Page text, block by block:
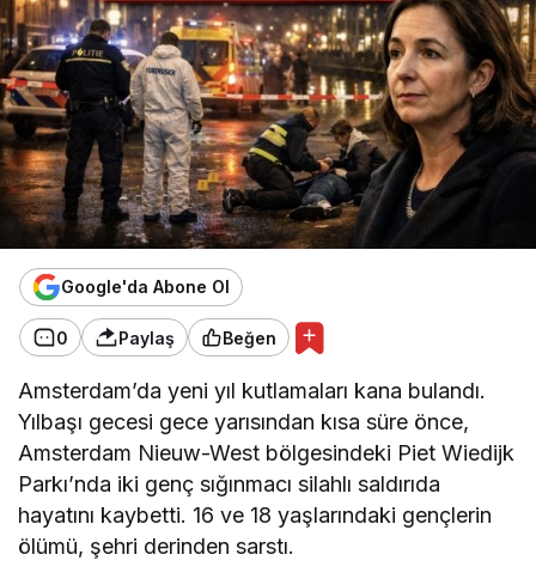
Google'da Abone Ol
0 Paylaş Beğen
Amsterdam’da yeni yıl kutlamaları kana bulandı.
Yılbaşı gecesi gece yarısından kısa süre önce,
Amsterdam Nieuw-West bölgesindeki Piet Wiedijk
Parkı’nda iki genç sığınmacı silahlı saldırıda
hayatını kaybetti. 16 ve 18 yaşlarındaki gençlerin
ölümü, şehri derinden sarstı.